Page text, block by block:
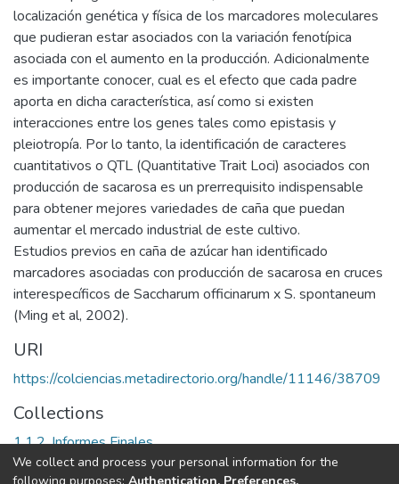
localización genética y física de los marcadores moleculares
que pudieran estar asociados con la variación fenotípica
asociada con el aumento en la producción. Adicionalmente
es importante conocer, cual es el efecto que cada padre
aporta en dicha característica, así como si existen
interacciones entre los genes tales como epistasis y
pleiotropía. Por lo tanto, la identificación de caracteres
cuantitativos o QTL (Quantitative Trait Loci) asociados con
producción de sacarosa es un prerrequisito indispensable
para obtener mejores variedades de caña que puedan
aumentar el mercado industrial de este cultivo.
Estudios previos en caña de azúcar han identificado
marcadores asociadas con producción de sacarosa en cruces
interespecíficos de Saccharum officinarum x S. spontaneum
(Ming et al, 2002).
URI
https://colciencias.metadirectorio.org/handle/11146/38709
Collections
1.1.2. Informes Finales
We collect and process your personal information for the